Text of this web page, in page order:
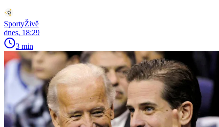
SportyŽivě
dnes, 18:29
3 min